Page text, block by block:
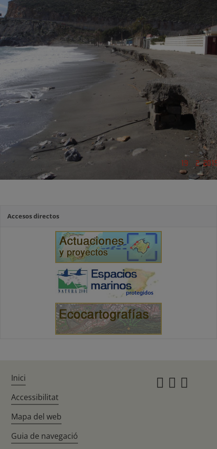
Accesos directos
Inici
Accessibilitat
Mapa del web
Guia de navegació